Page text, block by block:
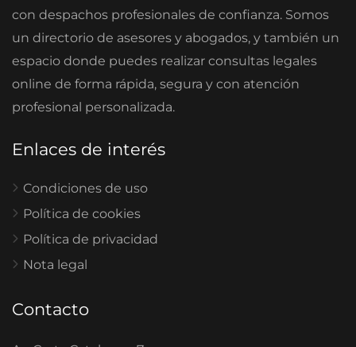
con despachos profesionales de confianza. Somos
un directorio de asesores y abogados, y también un
espacio donde puedes realizar consultas legales
online de forma rápida, segura y con atención
profesional personalizada.
Enlaces de interés
Condiciones de uso
Política de cookies
Política de privacidad
Nota legal
Contacto